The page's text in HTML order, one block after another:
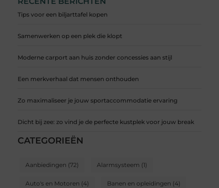
Tips voor een biljarttafel kopen
Samenwerken op een plek die klopt
Moderne carport aan huis zonder concessies aan stijl
Een merkverhaal dat mensen onthouden
Zo maximaliseer je jouw sportaccommodatie ervaring
Dicht bij zee: zo vind je de perfecte kustplek voor jouw break
CATEGORIEËN
Aanbiedingen (72) Alarmsysteem (1)
Auto's en Motoren (4) Banen en opleidingen (4)